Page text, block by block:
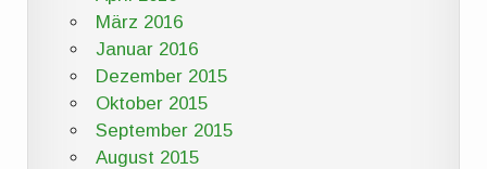
März 2016
Januar 2016
Dezember 2015
Oktober 2015
September 2015
August 2015